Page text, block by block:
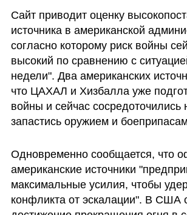
Сайт приводит оценку
источника в американской
согласно которому риск войны
высокий по сравнению с
недели". Два американских
что ЦАХАЛ и Хизбалла уже
войны и сейчас сосредоточились
запастись оружием и
Одновременно сообщается, что
американские источники
максимальные усилия, чтобы
конфликта от эскалации". В США